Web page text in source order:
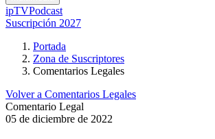
ipTVPodcast
Suscripción 2027
Portada
Zona de Suscriptores
Comentarios Legales
Volver a Comentarios Legales
Comentario Legal
05 de diciembre de 2022